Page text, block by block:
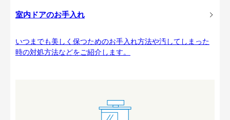
室内ドアのお手入れ
いつまでも美しく保つためのお手入れ方法や汚してしまった
時の対処方法などをご紹介します。